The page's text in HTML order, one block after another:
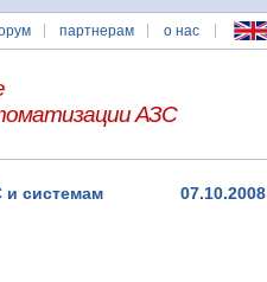
партнерам о нас
АЗС
системам
07.10.2008